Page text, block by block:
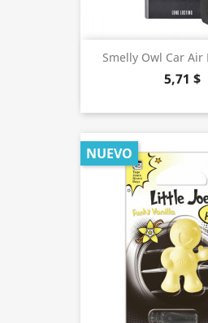
Smelly Owl Car Air
5,71 $
NUEVO